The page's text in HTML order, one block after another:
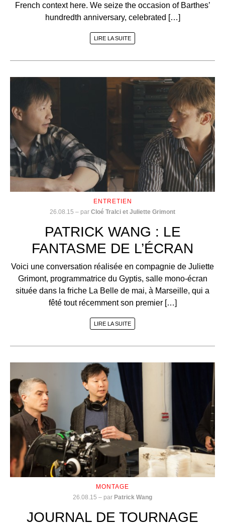
French context here. We seize the occasion of Barthes’
hundredth anniversary, celebrated […]
LIRE LA SUITE
ENTRETIEN
26.08.15 – par Cloé Tralci et Juliette Grimont
PATRICK WANG : LE
FANTASME DE L’ÉCRAN
Voici une conversation réalisée en compagnie de Juliette
Grimont, programmatrice du Gyptis, salle mono-écran
située dans la friche La Belle de mai, à Marseille, qui a
fêté tout récemment son premier […]
LIRE LA SUITE
MONTAGE
26.08.15 – par Patrick Wang
JOURNAL DE TOURNAGE